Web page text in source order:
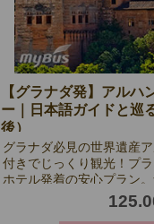
【グラナダ発】アルハ
ー｜日本語ガイドと巡
後）
グラナダ必見の世界遺産
付きでじっくり観光！プ
ホテル発着の安心プラン
裕を持って見学し、現地